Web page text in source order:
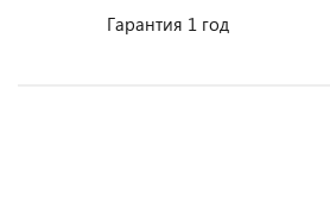
Гарантия 1 год